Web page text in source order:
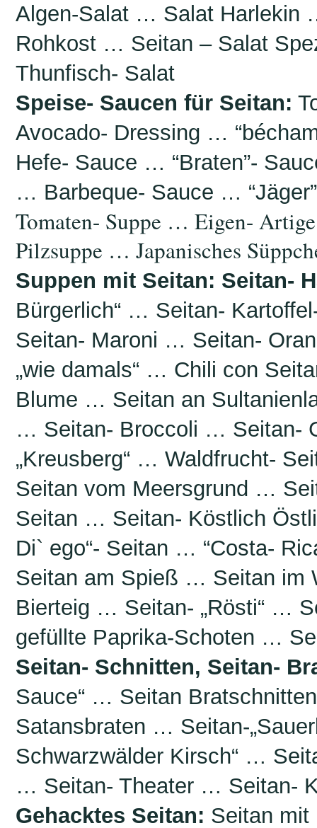
Algen-Salat … Salat Harlekin
Rohkost … Seitan – Salat
Thunfisch- Salat
Speise- Saucen für Seitan:
Avocado- Dressing …
Hefe- Sauce … “Braten”-
… Barbeque- Sauce …
Tomaten- Suppe … Eigen-
Pilzsuppe … Japanisches
Suppen mit Seitan: Seitan-
Bürgerlich“ … Seitan-
Seitan- Maroni … Seitan-
„wie damals“ … Chili con
Blume … Seitan an
… Seitan- Broccoli … Seitan-
„Kreusberg“ … Waldfrucht-
Seitan vom Meersgrund …
Seitan … Seitan- Köstlich
Di` ego“- Seitan … “Costa-
Seitan am Spieß … Seitan
Bierteig … Seitan- „Rösti“ …
gefüllte Paprika-Schoten …
Seitan- Schnitten, Seitan-
Sauce“ … Seitan
Satansbraten … Seitan-
Schwarzwälder Kirsch“ …
… Seitan- Theater … Seitan-
Gehacktes Seitan: Seitan